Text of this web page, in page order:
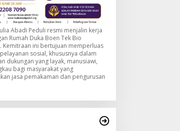
Abadi Peduli resmi menjalin kerja
Rumah Duka Boen Tek Bio
Kemitraan ini bertujuan memperluas
sosial, khususnya dalam
dukungan yang layak, manusiawi,
bagi masyarakat yang
jasa pemakaman dan pengurusan